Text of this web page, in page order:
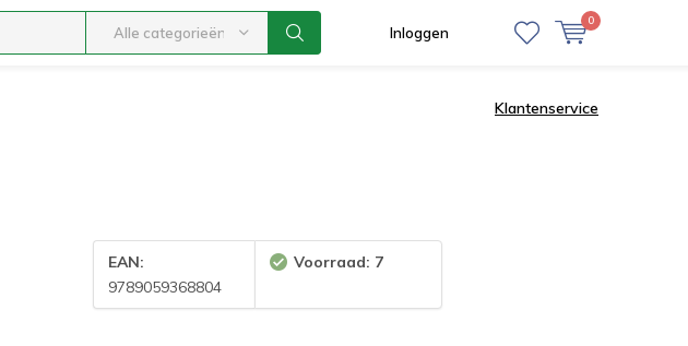
Alle categorieën Inloggen
0
Klantenservice
EAN:
9789059368804
Voorraad: 7